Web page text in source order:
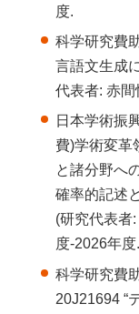
度.
科学研究費
言語文生成
代表者: 赤
日本学術振
費)学術変革
と諸分野へ
確率的記述
(研究代表者
度-2026年度.
科学研究費
20J21694 “